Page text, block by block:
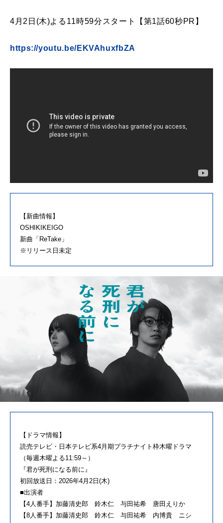
4月2日(木)よる11時59分スタート【第1話60秒PR】
https://youtu.be/EKVAhuxfbZA
【新曲情報】
OSHIKIKEIGO
新曲「ReTake」
※リリース日未定
【ドラマ情報】
読売テレビ・日本テレビ系4月期プラチナイト枠木曜ドラマ
（毎週木曜よる11:59～）
『君が死刑になる前に』
初回放送日：2026年4月2日(木)
■出演者
【4人番手】加藤清史郎 鈴木仁 与田祐希 唐田えりか
【8人番手】加藤清史郎 鈴木仁 与田祐希 内博貴 ニシ